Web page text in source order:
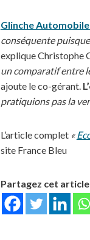
Glinche
conséquente
explique Christophe
un comparatif entre
ajoute le co-gérant.
pratiquions pas la
L’article complet «
site France Bleu
Partagez cet article